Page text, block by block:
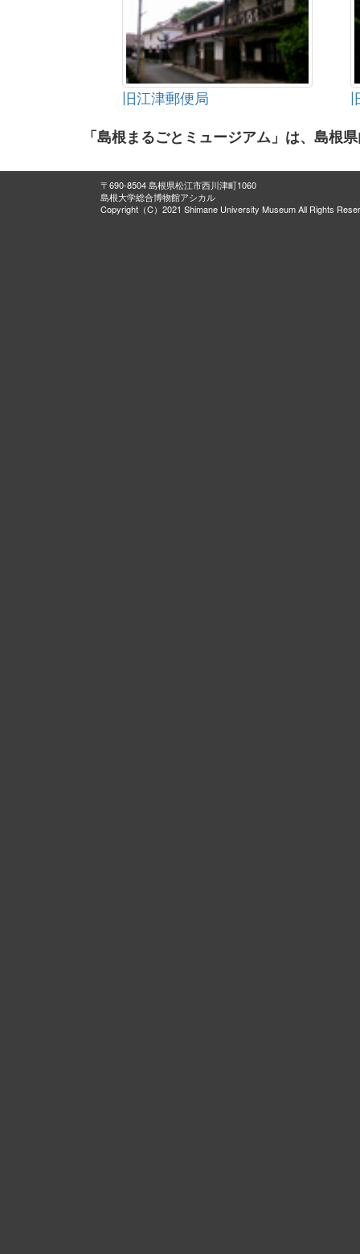
旧江津郵便局
「島根まるごとミュージアム」は、島根
〒690-8504 島根県松江市西川津町1060
島根大学総合博物館アシカル
Copyright（C）2021 Shimane University Museum All Rights